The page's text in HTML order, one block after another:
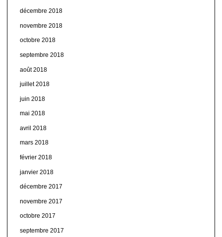
décembre 2018
novembre 2018
octobre 2018
septembre 2018
août 2018
juillet 2018
juin 2018
mai 2018
avril 2018
mars 2018
février 2018
janvier 2018
décembre 2017
novembre 2017
octobre 2017
septembre 2017